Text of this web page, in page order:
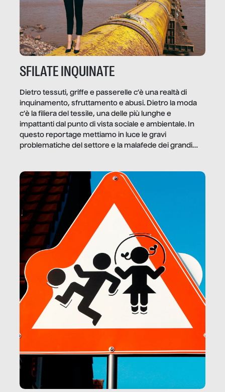
SFILATE INQUINATE
Dietro tessuti, griffe e passerelle c’è una realtà di
inquinamento, sfruttamento e abusi. Dietro la moda
c’è la filiera del tessile, una delle più lunghe e
impattanti dal punto di vista sociale e ambientale. In
questo reportage mettiamo in luce le gravi
problematiche del settore e la malafede dei grandi